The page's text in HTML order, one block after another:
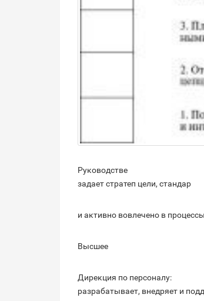
Руководстве
задает стратеп цели, стандар
и активно вовлечено в процессы
Высшее
Дирекция по персоналу:
разрабатывает, внедряет и